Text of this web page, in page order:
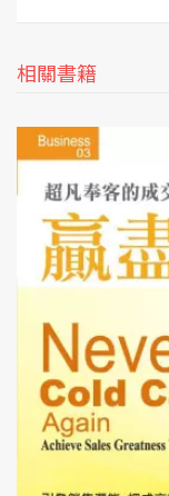
相關書籍